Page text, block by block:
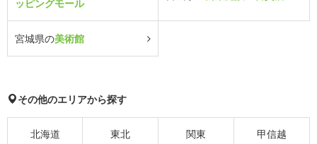
ッピングモール
宮城県の美術館
その他のエリアから探す
北海道 東北 関東 甲信越